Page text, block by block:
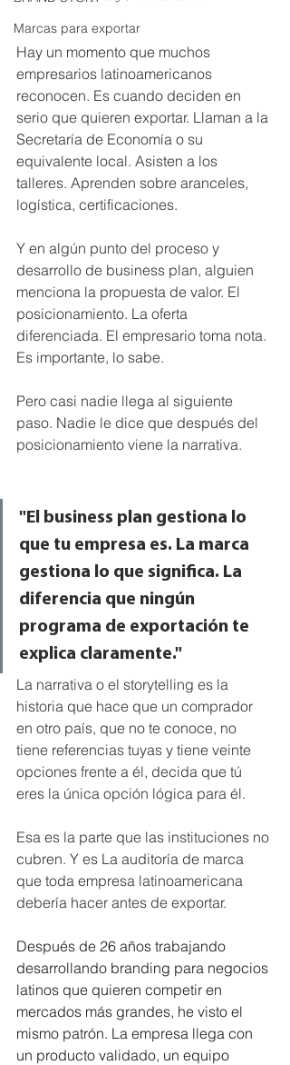
Marcas para exportar
Hay un momento que muchos
empresarios latinoamericanos
reconocen. Es cuando deciden en
serio que quieren exportar. Llaman a la
Secretaría de Economía o su
equivalente local. Asisten a los
talleres. Aprenden sobre aranceles,
logística, certificaciones.
Y en algún punto del proceso y
desarrollo de business plan, alguien
menciona la propuesta de valor. El
posicionamiento. La oferta
diferenciada. El empresario toma nota.
Es importante, lo sabe.
Pero casi nadie llega al siguiente
paso. Nadie le dice que después del
posicionamiento viene la narrativa.
"El business plan gestiona lo
que tu empresa es. La marca
gestiona lo que significa. La
diferencia que ningún
programa de exportación te
explica claramente."
La narrativa o el storytelling es la
historia que hace que un comprador
en otro país, que no te conoce, no
tiene referencias tuyas y tiene veinte
opciones frente a él, decida que tú
eres la única opción lógica para él.
Esa es la parte que las instituciones no
cubren. Y es La auditoría de marca
que toda empresa latinoamericana
debería hacer antes de exportar.
Después de 26 años trabajando
desarrollando branding para negocios
latinos que quieren competir en
mercados más grandes, he visto el
mismo patrón. La empresa llega con
un producto validado, un equipo